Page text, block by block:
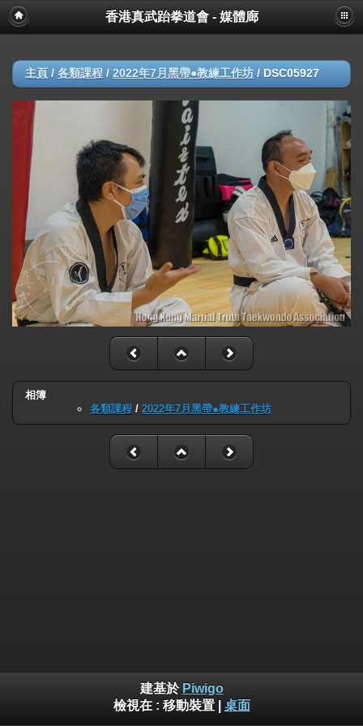
香港真武跆拳道會 - 媒體廊
主頁 / 各類課程 / 2022年7月黑帶●教練工作坊 / DSC05927
相簿
各類課程 / 2022年7月黑帶●教練工作坊
建基於 Piwigo
檢視在 : 移動裝置| 桌面